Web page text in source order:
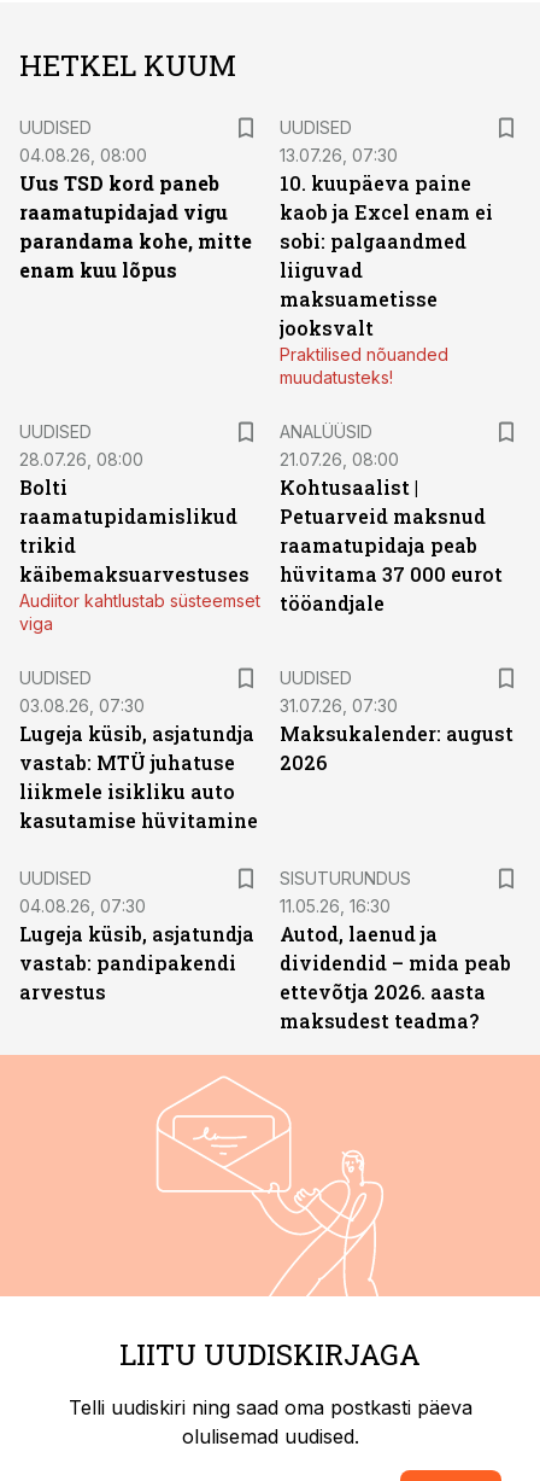
HETKEL KUUM
UUDISED
04.08.26, 08:00
Uus TSD kord paneb
raamatupidajad vigu
parandama kohe, mitte
enam kuu lõpus
UUDISED
13.07.26, 07:30
10. kuupäeva paine
kaob ja Excel enam ei
sobi: palgaandmed
liiguvad
maksuametisse
jooksvalt
Praktilised nõuanded
muudatusteks!
UUDISED
28.07.26, 08:00
Bolti
raamatupidamislikud
trikid
käibemaksuarvestuses
Audiitor kahtlustab süsteemset
viga
ANALÜÜSID
21.07.26, 08:00
Kohtusaalist |
Petuarveid maksnud
raamatupidaja peab
hüvitama 37 000 eurot
tööandjale
UUDISED
03.08.26, 07:30
Lugeja küsib, asjatundja
vastab: MTÜ juhatuse
liikmele isikliku auto
kasutamise hüvitamine
UUDISED
31.07.26, 07:30
Maksukalender: august
2026
UUDISED
04.08.26, 07:30
Lugeja küsib, asjatundja
vastab: pandipakendi
arvestus
SISUTURUNDUS
11.05.26, 16:30
Autod, laenud ja
dividendid – mida peab
ettevõtja 2026. aasta
maksudest teadma?
LIITU UUDISKIRJAGA
Telli uudiskiri ning saad oma postkasti päeva
olulisemad uudised.